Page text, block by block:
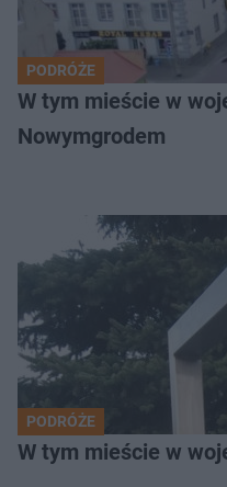
PODRÓŻE
W tym mieście w
Nowymgrodem
PODRÓŻE
W tym mieście w